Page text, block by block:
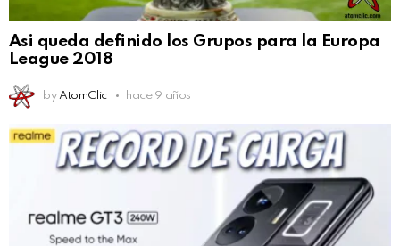
Asi queda definido los Grupos para la Europa
League 2018
by AtomClic hace 9 años